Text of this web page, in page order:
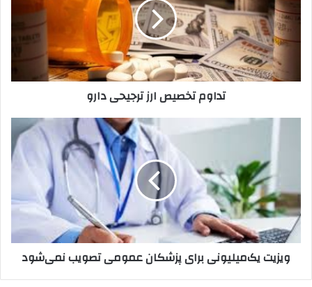
ترجیحی
دارو
تداوم تخصیص ارز ترجیحی دارو
تصویب
نمی‌شود
ویزیت یک‌میلیونی برای پزشکان عمومی تصویب نمی‌شود